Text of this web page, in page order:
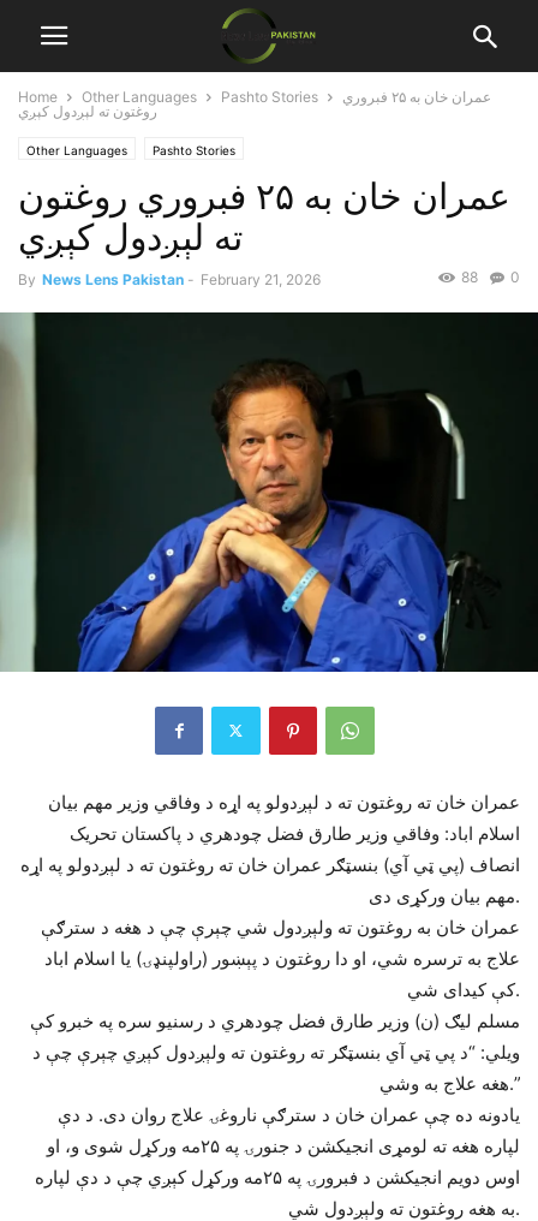
Home Other Languages Pashto Stories
عمران خان به ۲۵ فبروري
روغتون ته لېږدول کېږي
Other Languages Pashto Stories
عمران خان به ۲۵ فبروري روغتون
ته لېږدول کېږي
By News Lens Pakistan - February 21, 2026 0
88
عمران خان ته روغتون ته د لېږدولو په اړه د وفاقي وزیر مهم بیان
اسلام اباد: وفاقي وزیر طارق فضل چودھري د پاکستان تحریک
انصاف (پي ټي آي) بنسټګر عمران خان ته روغتون ته د لېږدولو په اړه
مهم بیان ورکړی دی.
عمران خان به روغتون ته ولېږدول شي چېرې چې د هغه د سترګې
علاج به ترسره شي، او دا روغتون د پېښور (راولپنډۍ) یا اسلام اباد
کې کیدای شي.
مسلم لیګ (ن) وزیر طارق فضل چودھري د رسنیو سره په خبرو کې
ویلي: “د پي ټي آي بنسټګر ته روغتون ته ولېږدول کېږي چېرې چې د
هغه علاج به وشي.”
یادونه ده چې عمران خان د سترګې ناروغۍ علاج روان دی. د دې
لپاره هغه ته لومړی انجیکشن د جنورۍ په ۲۵مه ورکړل شوی و، او
اوس دویم انجیکشن د فبرورۍ په ۲۵مه ورکړل کېږي چې د دې لپاره
به هغه روغتون ته ولېږدول شي.